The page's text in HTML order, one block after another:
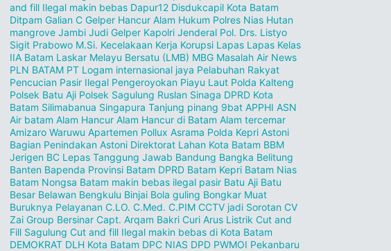
and fill Ilegal makin bebas Dapur12 Disdukcapil Kota Batam
Ditpam Galian C Gelper Hancur Alam Hukum Polres Nias Hutan
mangrove Jambi Judi Gelper Kapolri Jenderal Pol. Drs. Listyo
Sigit Prabowo M.Si. Kecelakaan Kerja Korupsi Lapas Lapas Kelas
IIA Batam Laskar Melayu Bersatu (LMB) MBG Masalah Air News
PLN BATAM PT Logam internasional jaya Pelabuhan Rakyat
Pencucian Pasir Ilegal Pengeroyokan Piayu Laut Polda Kalteng
Polsek Batu Aji Polsek Sagulung Ruslan Sinaga DPRD Kota
Batam Silimabanua Singapura Tanjung pinang 9bat APPHI ASN
Air batam Alam Hancur Alam Hancur di Batam Alam tercemar
Amizaro Waruwu Apartemen Pollux Asrama Polda Kepri Astoni
Bagian Penindakan Astoni Direktorat Lahan Kota Batam BBM
Jerigen BC Lepas Tanggung Jawab Bandung Bangka Belitung
Banten Bapenda Provinsi Batam DPRD Batam Kepri Batam Nias
Batam Nongsa Batam makin bebas ilegal pasir Batu Aji Batu
Besar Belawan Bengkulu Binjai Bola guling Bongkar Muat
Buruknya Pelayanan C.LO. C.Med. C.PIM CCTV jadi Sorotan CV
Zai Group Bersinar Capt. Arqam Bakri Curi Arus Listrik Cut and
Fill Sagulung Cut and fill Ilegal makin bebas di Kota Batam
DEMOKRAT DLH Kota Batam DPC NIAS DPD PWMOI Pekanbaru